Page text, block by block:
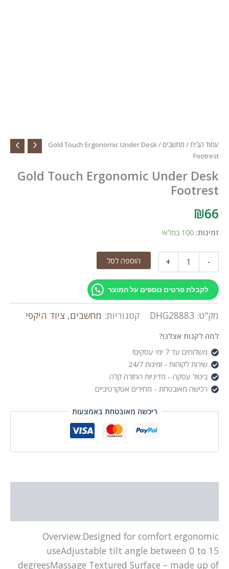
עמוד הבית/מחשבים
/ Gold Touch Ergonomic Under Desk
Footrest
Gold Touch Ergonomic Under Desk
Footrest
₪66
זמינות: 100 במלאי
Touch
Ergonomic
Desk
הוספה לסל
לקבלת פרטים נוספים על המוצר
מק"ט:DHG28883 קטגוריות:מחשבים,ציוד היקפי
למה לקנות אצלנו?
משלוחים עד 7 ימי עסקים!
שירות לקוחות - זמינות 24/7
ביטול עסקה - מדיניות החזרה קלה
רכישה מאובטחת - מחירים אטקרטיביים
ריכשה מאובטחת באמצעות
Overview:Designed for comfort ergonomic
useAdjustable tilt angle between 0 to 15
degreesMassage Textured Surface – made up of